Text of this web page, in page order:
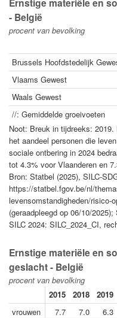
- België
procent van bevolking
Brussels Hoofdstedelijk
Vlaams Gewest
Waals Gewest
//: Gemiddelde groeivoeten
Noot: Breuk in tijdreeks:
het aandeel personen die
sociale ontbering in 2024
tot 4.3% voor Vlaanderen en
Bron: Statbel (2025), SILC-
https://statbel.fgov.be/nl/
levensomstandigheden/risico-
(geraadpleegd op 06/10/
SILC 2024: SILC_2024_CI,
Ernstige materiële en
geslacht - België
procent van bevolking
2015
2018 2019
vrouwen
7.7 7.0 6.3